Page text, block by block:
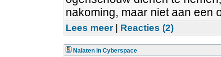
nakoming, maar niet aan een
Lees meer| Reacties (2)
Nalaten in Cyberspace